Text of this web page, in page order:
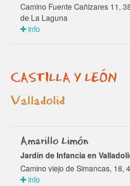
Camino Fuente Cañizares 11,
de La Laguna
info
CASTILLA Y LEÓN
Valladolid
Amarillo Limón
Jardín de Infancia en
Camino viejo de Simancas, 18,
info